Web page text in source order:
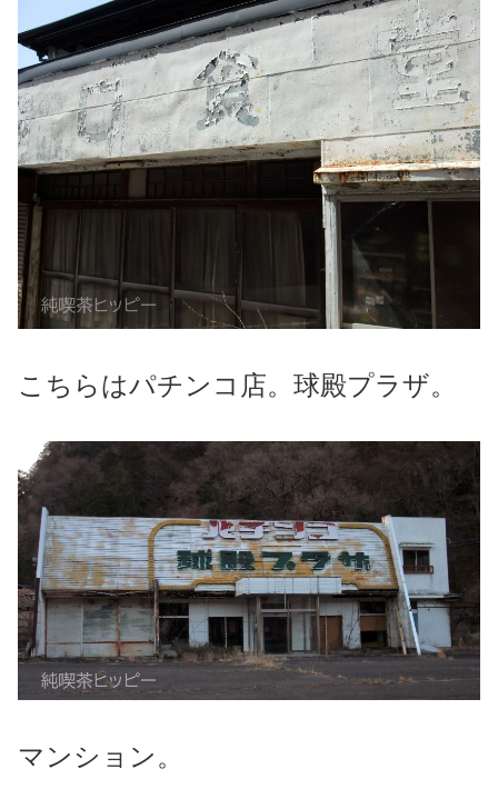
こちらはパチンコ店。球殿プラザ。
マンション。